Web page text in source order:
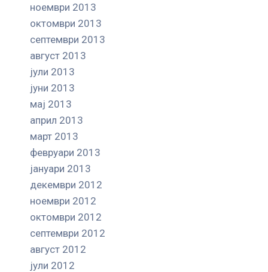
ноември 2013
октомври 2013
септември 2013
август 2013
јули 2013
јуни 2013
мај 2013
април 2013
март 2013
февруари 2013
јануари 2013
декември 2012
ноември 2012
октомври 2012
септември 2012
август 2012
јули 2012